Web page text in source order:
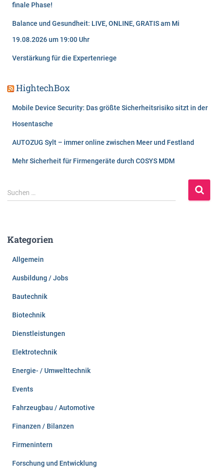
finale Phase!
Balance und Gesundheit: LIVE, ONLINE, GRATIS am Mi
19.08.2026 um 19:00 Uhr
Verstärkung für die Expertenriege
HightechBox
Mobile Device Security: Das größte Sicherheitsrisiko sitzt in der
Hosentasche
AUTOZUG Sylt – immer online zwischen Meer und Festland
Mehr Sicherheit für Firmengeräte durch COSYS MDM
S
u
n
Suchen …
Kategorien
Allgemein
Ausbildung / Jobs
Bautechnik
Biotechnik
Dienstleistungen
Elektrotechnik
Energie- / Umwelttechnik
Events
Fahrzeugbau / Automotive
Finanzen / Bilanzen
Firmenintern
Forschung und Entwicklung